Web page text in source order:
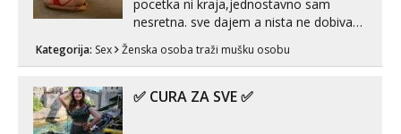
pocetka ni kraja,jednostavno sam
nesretna. sve dajem a nista ne dobivam
zadovoljiti moje potrebe,ne trazim puno
volim njezan seks i njezne poljupce po
Kategorija: Sex Ženska osoba traži mušku osobu
✅ CURA ZA SVE ✅